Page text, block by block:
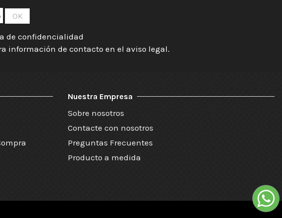
de confidencialidad
información de contacto en el aviso legal.
Nuestra Empresa
Sobre nosotros
Contacte con nosotros
Preguntas Frecuentes
Producto a medida